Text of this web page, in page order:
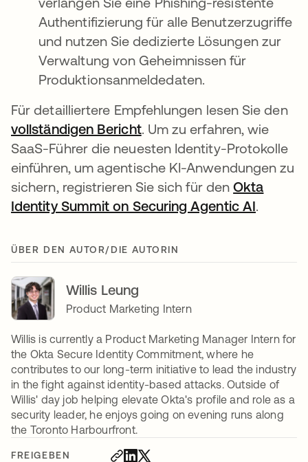
FREIGEBEN
Authentifizierung für alle Benutzerzugriffe
und nutzen Sie dedizierte Lösungen zur
Verwaltung von Geheimnissen für
Produktionsanmeldedaten.
Für detailliertere Empfehlungen lesen Sie den
vollständigen Bericht. Um zu erfahren, wie
SaaS-Führer die neuesten Identity-Protokolle
einführen, um agentische KI-Anwendungen zu
sichern, registrieren Sie sich für denOkta
Identity Summit on Securing Agentic AI.
ÜBER DEN AUTOR/DIE AUTORIN
Willis Leung
Product Marketing Intern
Willis is currently a Product Marketing Manager Intern for
the Okta Secure Identity Commitment, where he
contributes to our long-term initiative to lead the industry
in the fight against identity-based attacks. Outside of
Willis' day job helping elevate Okta's profile and role as a
security leader, he enjoys going on evening runs along
the Toronto Harbourfront.